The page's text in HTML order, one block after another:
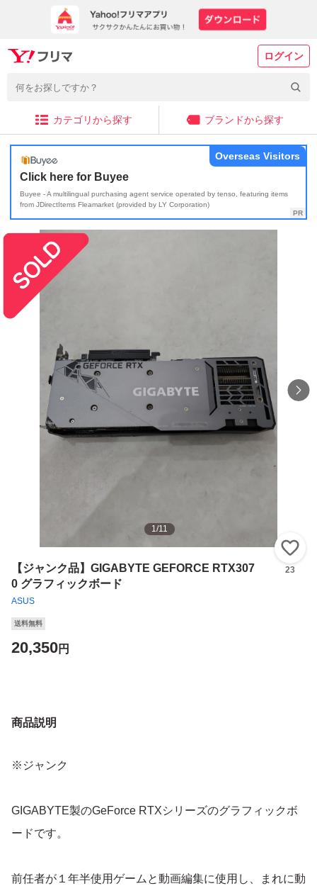
ログイン
カテゴリから探す ブランドから探す
Click here for Buyee
Buyee - A multilingual purchasing agent service operated by tenso, featuring items
from JDirectItems Fleamarket (provided by LY Corporation)
Overseas Visitors
1/11
【ジャンク品】GIGABYTE GEFORCE RTX307
0 グラフィックボード
ASUS
23
送料無料
20,350円
商品説明
※ジャンク
GIGABYTE製のGeForce RTXシリーズのグラフィックボ
ードです。
前任者が１年半使用ゲームと動画編集に使用し、まれに動